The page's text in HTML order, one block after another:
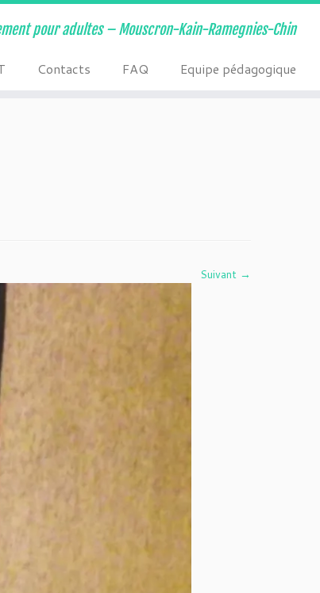
pour adultes – Mouscron-Kain-Ramegnies-Chin
Contacts FAQ Equipe pédagogique
Suivant →